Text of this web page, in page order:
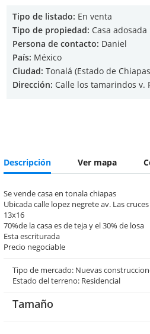
Tipo de listado: En venta
Tipo de propiedad: Casa adosada
Persona de contacto: Daniel
País: México
Ciudad: Tonalá (Estado de
Dirección: Calle los tamarindos v.
Descripción Ver mapa
Se vende casa en tonala chiapas
Ubicada calle lopez negrete av. Las
13x16
70%de la casa es de teja y el 30% de losa
Esta escriturada
Precio negociable
Tipo de mercado: Nuevas
Estado del terreno: Residencial
Tamaño